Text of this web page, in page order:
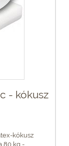
- kókusz
kókusz
kg -...